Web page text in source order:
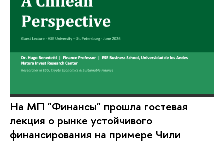
На МП "Финансы" прошла гостевая
лекция о рынке устойчивого
финансирования на примере Чили